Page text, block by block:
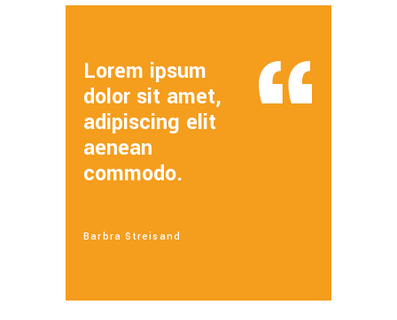
Lorem ipsum
dolor sit amet,
adipiscing elit
aenean
commodo.
Barbra Streisand